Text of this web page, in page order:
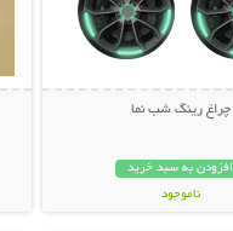
چراغ رینگ شب نما
افزودن به سبد خرید
ناموجود